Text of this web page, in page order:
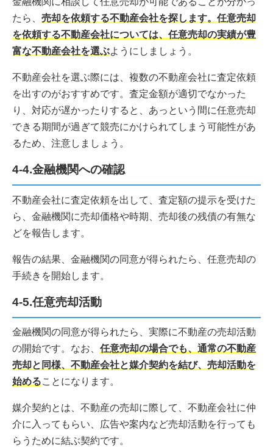
たら、 売却を依頼する不動産会社を探します。任意売却
を依頼する不動産会社については、任意売却の実績が豊
富な不動産会社を選ぶようにしましょう。
不動産会社を選ぶ際には、複数の不動産会社に査定依頼
を出すのがおすすめです。査定金額が適切でなかった
り、対応が遅かったりすると、あっという間に任意売却
できる期間が過ぎて競売にかけられてしまう可能性があ
るため、注意しましょう。
4-4.金融機関への確認
不動産会社に査定依頼を出して、査定額の提示を受けた
ら、金融機関に売却価格や時期、売却後の残債の有無な
どを報告します。
報告の結果、金融機関の同意が得られたら、任意売却の
手続きを開始します。
4-5.任意売却活動
金融機関の同意が得られたら、実際に不動産の売却活動
の開始です。なお、 任意売却の場合でも、通常の不動産
売却と同様、不動産会社と媒介契約を結び、売却活動を
始めることになります。
媒介契約とは、不動産の売却に際して、不動産会社に仲
介に入ってもらい、広告や案内など売却活動を行っても
らうために結ぶ契約です。